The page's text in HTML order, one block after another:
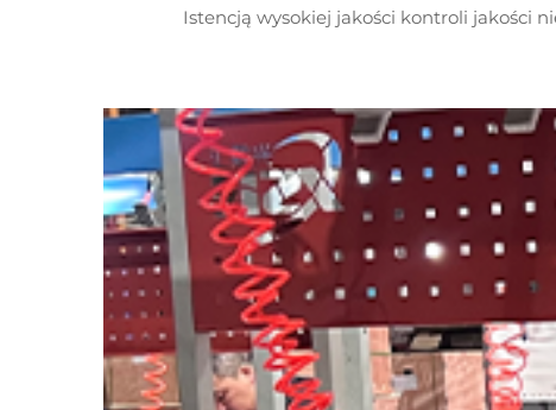
Istencją wysokiej jakości kontroli jakości